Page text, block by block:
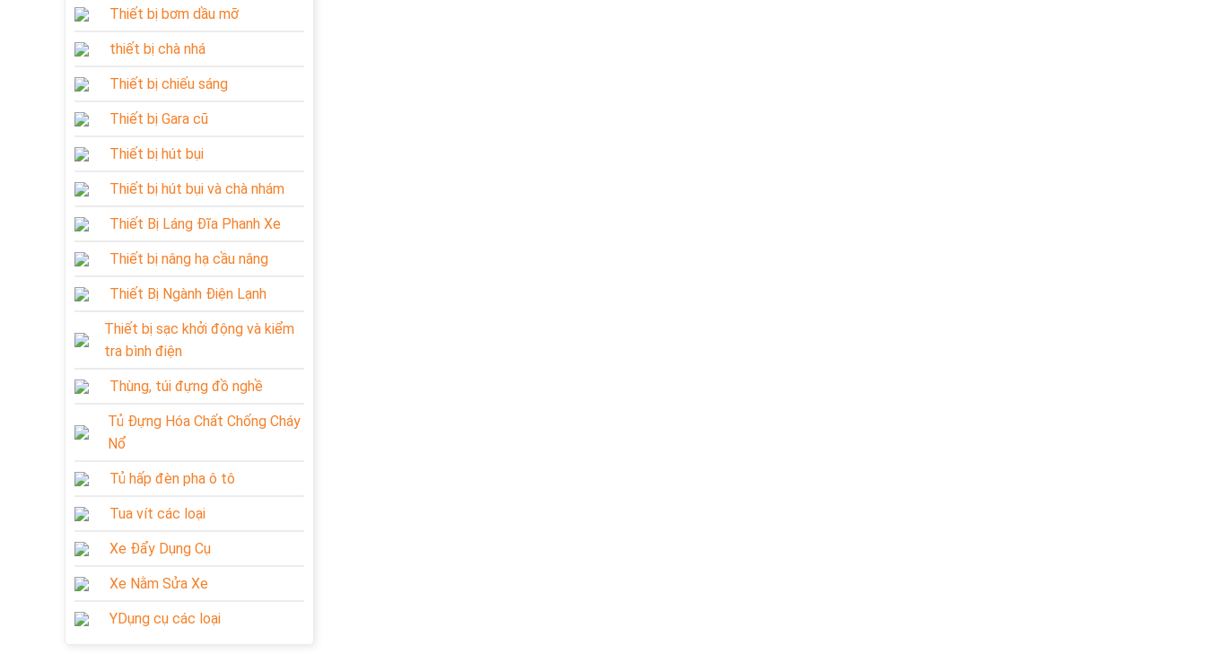
Thiết bị bơm dầu mỡ
thiết bị chà nhá
Thiết bị chiếu sáng
Thiết bị Gara cũ
Thiết bị hút bụi
Thiết bị hút bụi và chà nhám
Thiết Bị Láng Đĩa Phanh Xe
Thiết bị nâng hạ cầu nâng
Thiết Bị Ngành Điện Lạnh
Thiết bị sạc khởi động và kiểm
tra bình điện
Thùng, túi đựng đồ nghề
Tủ Đựng Hóa Chất Chống Cháy
Nổ
Tủ hấp đèn pha ô tô
Tua vít các loại
Xe Đẩy Dụng Cụ
Xe Nằm Sửa Xe
YDụng cụ các loại